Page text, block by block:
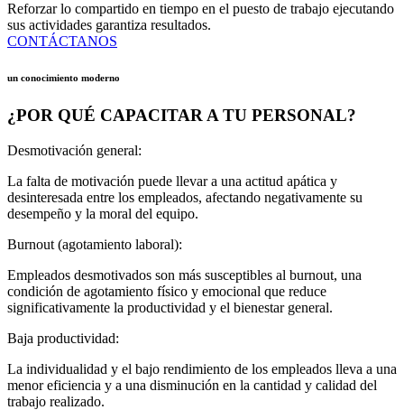
Reforzar lo compartido en tiempo en el puesto de trabajo ejecutando
sus actividades garantiza resultados.
CONTÁCTANOS
un conocimiento moderno
¿POR QUÉ CAPACITAR A TU PERSONAL?
Desmotivación general:
La falta de motivación puede llevar a una actitud apática y
desinteresada entre los empleados, afectando negativamente su
desempeño y la moral del equipo.
Burnout (agotamiento laboral):
Empleados desmotivados son más susceptibles al burnout, una
condición de agotamiento físico y emocional que reduce
significativamente la productividad y el bienestar general.
Baja productividad:
La individualidad y el bajo rendimiento de los empleados lleva a una
menor eficiencia y a una disminución en la cantidad y calidad del
trabajo realizado.